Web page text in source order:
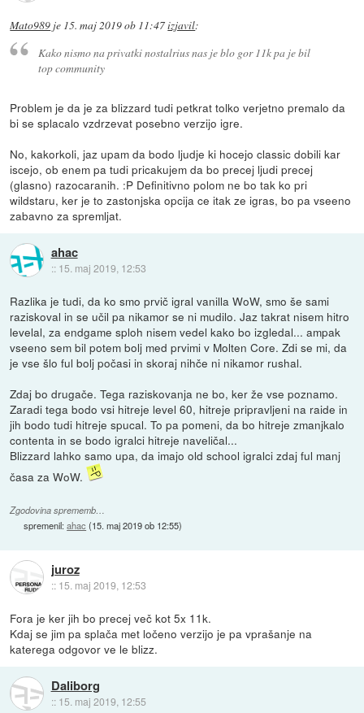
Mato989 je 15. maj 2019 ob 11:47izjavil:
Kako nismo na privatki nostalrius nas je blo gor 11k pa je bil
top community
Problem je da je za blizzard tudi petkrat tolko verjetno premalo da
bi se splacalo vzdrzevat posebno verzijo igre.
No, kakorkoli, jaz upam da bodo ljudje ki hocejo classic dobili kar
iscejo, ob enem pa tudi pricakujem da bo precej ljudi precej
(glasno) razocaranih. :P Definitivno polom ne bo tak ko pri
wildstaru, ker je to zastonjska opcija ce itak ze igras, bo pa vseeno
zabavno za spremljat.
ahac
:: 15. maj 2019, 12:53
Razlika je tudi, da ko smo prvič igral vanilla WoW, smo še sami
raziskoval in se učil pa nikamor se ni mudilo. Jaz takrat nisem hitro
levelal, za endgame sploh nisem vedel kako bo izgledal... ampak
vseeno sem bil potem bolj med prvimi v Molten Core. Zdi se mi, da
je vse šlo ful bolj počasi in skoraj nihče ni nikamor rushal.
Zdaj bo drugače. Tega raziskovanja ne bo, ker že vse poznamo.
Zaradi tega bodo vsi hitreje level 60, hitreje pripravljeni na raide in
jih bodo tudi hitreje spucal. To pa pomeni, da bo hitreje zmanjkalo
contenta in se bodo igralci hitreje naveličal...
Blizzard lahko samo upa, da imajo old school igralci zdaj ful manj
časa za WoW.
Zgodovina sprememb…
spremenil:ahac (15. maj 2019 ob 12:55)
juroz
:: 15. maj 2019, 12:53
Fora je ker jih bo precej več kot 5x 11k.
Kdaj se jim pa splača met ločeno verzijo je pa vprašanje na
katerega odgovor ve le blizz.
Daliborg
:: 15. maj 2019, 12:55